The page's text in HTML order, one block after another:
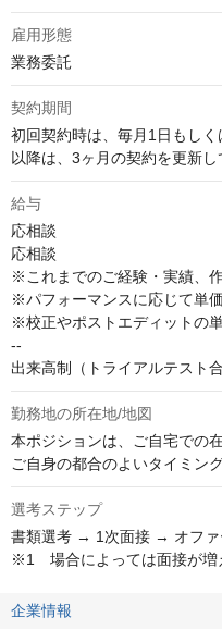
雇用形態
業務委託
契約期間
初回契約時は、毎月1日もしく
以降は、3ヶ月の契約を更新し
給与
応相談
応相談
※これまでのご経験・実績、
※パフォーマンスに応じて単
※校正やポストエディットの
--
出来高制（トライアルテスト
勤務地の所在地/地図
本ポジションは、ご自宅での
ご自身の都合のよいタイミン
選考ステップ
書類選考 → 1次面接 → オファ
※1　場合によっては面接が増
企業情報